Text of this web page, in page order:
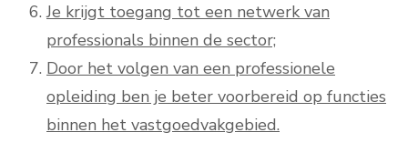
Je krijgt toegang tot een netwerk van
professionals binnen de sector;
Door het volgen van een professionele
opleiding ben je beter voorbereid op functies
binnen het vastgoedvakgebied.